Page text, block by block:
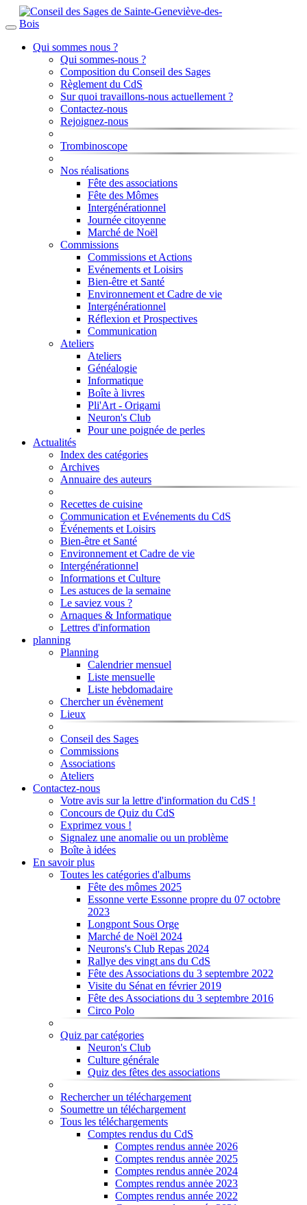
Qui sommes nous ?
Qui sommes-nous ?
Composition du Conseil des Sages
Règlement du CdS
Sur quoi travaillons-nous actuellement ?
Contactez-nous
Rejoignez-nous
Trombinoscope
Nos réalisations
Fête des associations
Fête des Mômes
Intergénérationnel
Journée citoyenne
Marché de Noël
Commissions
Commissions et Actions
Evénements et Loisirs
Bien-être et Santé
Environnement et Cadre de vie
Intergénérationnel
Réflexion et Prospectives
Communication
Ateliers
Ateliers
Généalogie
Informatique
Boîte à livres
Pli'Art - Origami
Neuron's Club
Pour une poignée de perles
Actualités
Index des catégories
Archives
Annuaire des auteurs
Recettes de cuisine
Communication et Evénements du CdS
Événements et Loisirs
Bien-être et Santé
Environnement et Cadre de vie
Intergénérationnel
Informations et Culture
Les astuces de la semaine
Le saviez vous ?
Arnaques & Informatique
Lettres d'information
planning
Planning
Calendrier mensuel
Liste mensuelle
Liste hebdomadaire
Chercher un évènement
Lieux
Conseil des Sages
Commissions
Associations
Ateliers
Contactez-nous
Votre avis sur la lettre d'information du CdS !
Concours de Quiz du CdS
Exprimez vous !
Signalez une anomalie ou un problème
Boîte à idées
En savoir plus
Toutes les catégories d'albums
Fête des mômes 2025
Essonne verte Essonne propre du 07 octobre
2023
Longpont Sous Orge
Marché de Noël 2024
Neurons's Club Repas 2024
Rallye des vingt ans du CdS
Fête des Associations du 3 septembre 2022
Visite du Sénat en février 2019
Fête des Associations du 3 septembre 2016
Circo Polo
Quiz par catégories
Neuron's Club
Culture générale
Quiz des fêtes des associations
Rechercher un téléchargement
Soumettre un téléchargement
Tous les téléchargements
Comptes rendus du CdS
Comptes rendus annėe 2026
Comptes rendus annėe 2025
Comptes rendus annėe 2024
Comptes rendus annėe 2023
Comptes rendus année 2022